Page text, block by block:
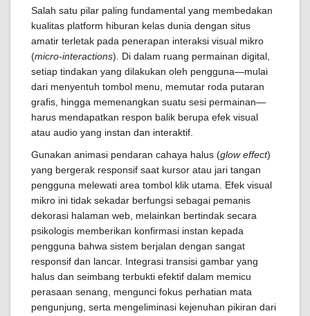
Salah satu pilar paling fundamental yang membedakan
kualitas platform hiburan kelas dunia dengan situs
amatir terletak pada penerapan interaksi visual mikro
(micro-interactions). Di dalam ruang permainan digital,
setiap tindakan yang dilakukan oleh pengguna—mulai
dari menyentuh tombol menu, memutar roda putaran
grafis, hingga memenangkan suatu sesi permainan—
harus mendapatkan respon balik berupa efek visual
atau audio yang instan dan interaktif.
Gunakan animasi pendaran cahaya halus (glow effect)
yang bergerak responsif saat kursor atau jari tangan
pengguna melewati area tombol klik utama. Efek visual
mikro ini tidak sekadar berfungsi sebagai pemanis
dekorasi halaman web, melainkan bertindak secara
psikologis memberikan konfirmasi instan kepada
pengguna bahwa sistem berjalan dengan sangat
responsif dan lancar. Integrasi transisi gambar yang
halus dan seimbang terbukti efektif dalam memicu
perasaan senang, mengunci fokus perhatian mata
pengunjung, serta mengeliminasi kejenuhan pikiran dari